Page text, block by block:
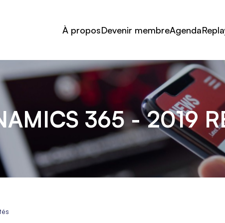
À proposDevenir membreAgenda
365 - 2019